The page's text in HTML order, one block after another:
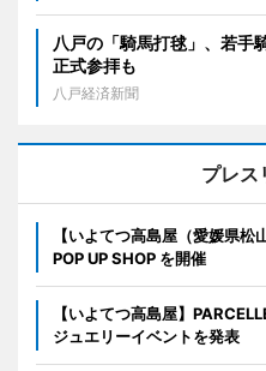
八戸の「騎馬打毬」、若
正式参拝も
八戸経済新聞
プレス
【いよてつ高島屋（愛媛県
POP UP SHOP を開催
【いよてつ高島屋】
ジュエリーイベントを発表